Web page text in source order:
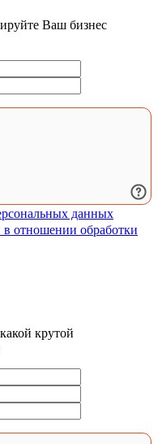
Ваш бизнес
данных
отношении обработки
крутой